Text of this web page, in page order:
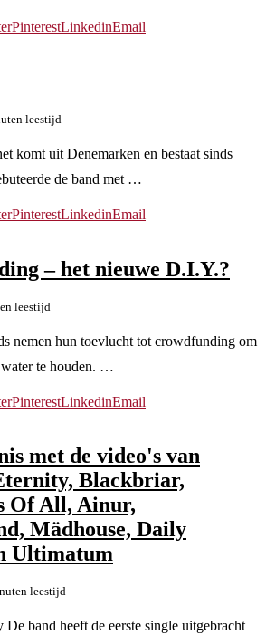
PinterestLinkedinEmail
leestijd
komt uit Denemarken en bestaat sinds
de band met …
PinterestLinkedinEmail
– het nieuwe D.I.Y.?
leestijd
nemen hun toevlucht tot crowdfunding om
te houden. …
PinterestLinkedinEmail
met de video's van
Blackbriar,
Of All, Ainur,
Mädhouse, Daily
Ultimatum
leestijd
De band heeft de eerste single uitgebracht